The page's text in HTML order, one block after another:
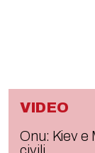
VIDEO
Onu: Kiev